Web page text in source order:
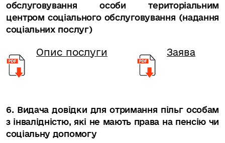
обслуговування особи територіальним
центром соціального обслуговування (надання
соціальних послуг)
Опис послуги Заява
6. Видача довідки для отримання пільг особам
з інвалідністю, які не мають права на пенсію чи
соціальну допомогу